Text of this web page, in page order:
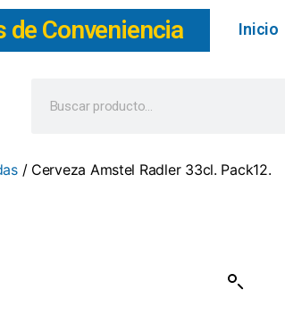
de Conveniencia Inicio
/ Cerveza Amstel Radler 33cl. Pack12.